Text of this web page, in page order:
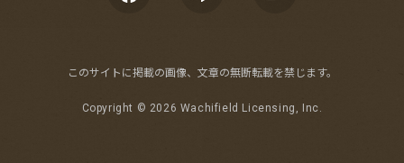
このサイトに掲載の画像、文章の無断転載を禁じます。
Copyright © 2026 Wachifield Licensing, Inc.